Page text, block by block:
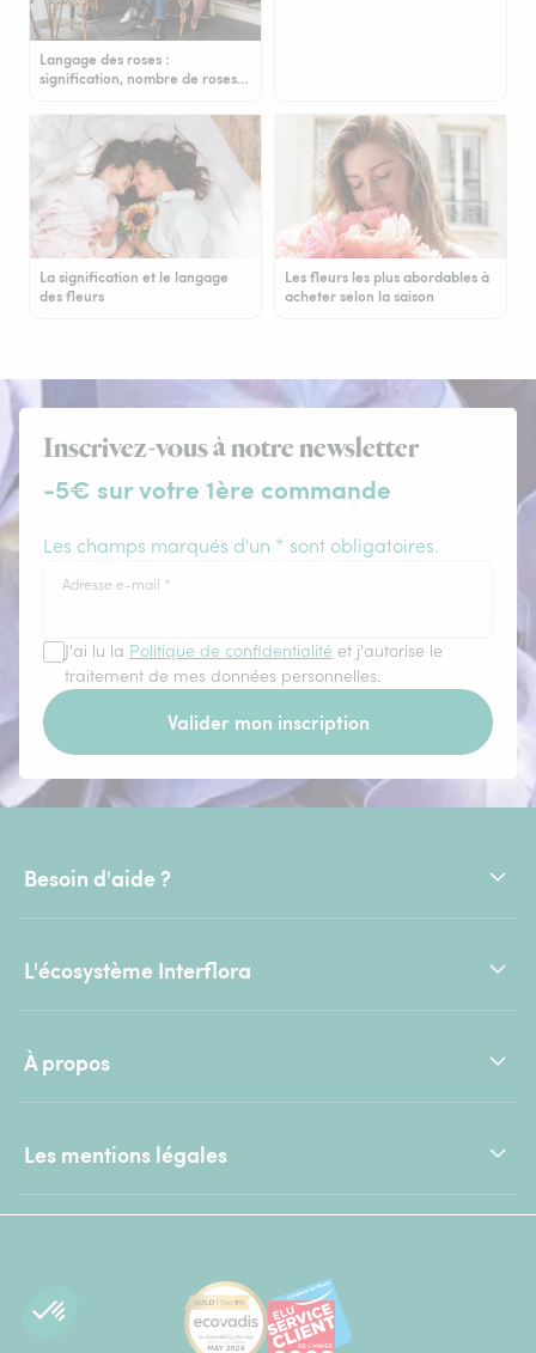
Langage des roses :
signification, nombre de roses…
La signification et le langage
des fleurs
Les fleurs les plus abordables à
acheter selon la saison
Inscrivez-vous à notre newsletter
-5€ sur votre 1ère commande
Les champs marqués d'un * sont obligatoires.
Adresse e-mail *
J'ai lu la Politique de confidentialité et j'autorise le
traitement de mes données personnelles.
Valider mon inscription
Besoin d'aide ?
L'écosystème Interflora
À propos
Les mentions légales